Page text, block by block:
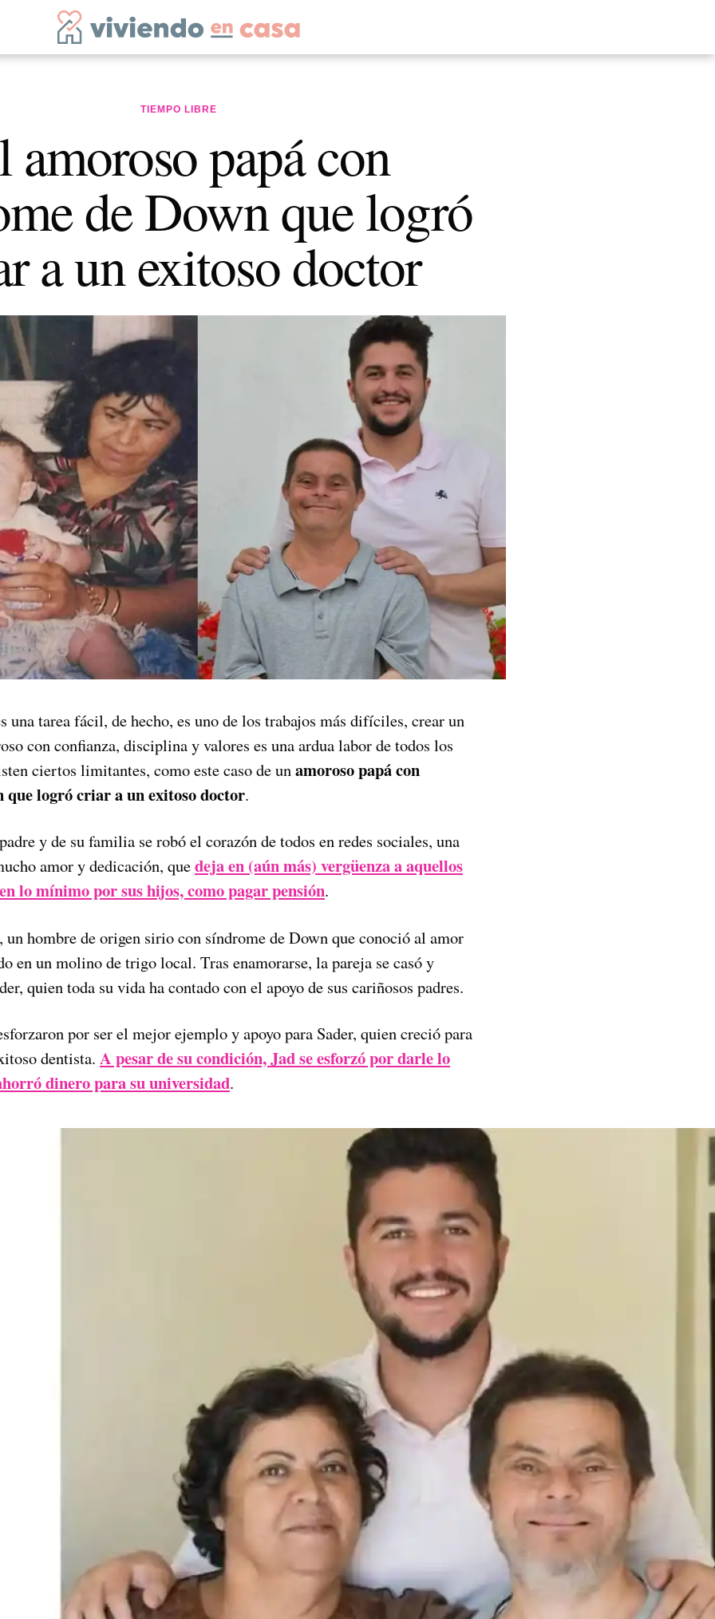
TIEMPO LIBRE
amoroso papá con
de Down que logró
a un exitoso doctor
una tarea fácil, de hecho, es uno de los trabajos más difíciles, crear un
con confianza, disciplina y valores es una ardua labor de todos los
ciertos limitantes, como este caso de un amoroso papá con
que logró criar a un exitoso doctor.
y de su familia se robó el corazón de todos en redes sociales, una
amor y dedicación, quedeja en (aún más) vergüenza a aquellos
lo mínimo por sus hijos, como pagar pensión.
un hombre de origen sirio con síndrome de Down que conoció al amor
en un molino de trigo local. Tras enamorarse, la pareja se casó y
quien toda su vida ha contado con el apoyo de sus cariñosos padres.
por ser el mejor ejemplo y apoyo para Sader, quien creció para
dentista. A pesar de su condición, Jad se esforzó por darle lo
dinero para su universidad.